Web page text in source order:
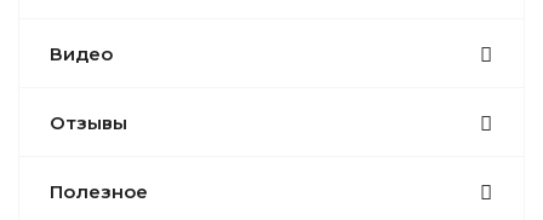
Видео
Отзывы
Полезное